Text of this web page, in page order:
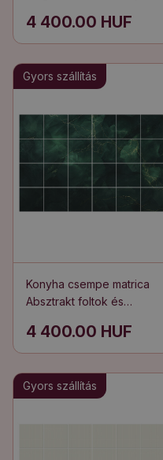
4 400.00 HUF
Gyors szállítás
Konyha csempe matrica
Absztrakt foltok és
4 400.00 HUF
Gyors szállítás